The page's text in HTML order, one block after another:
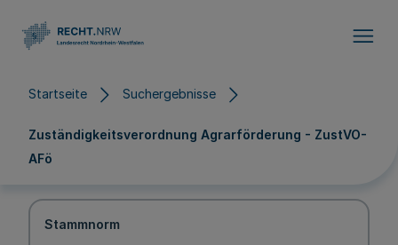
Startseite Suchergebnisse
Zuständigkeitsverordnung Agrarförderung - ZustVO-
AFö
Stammnorm